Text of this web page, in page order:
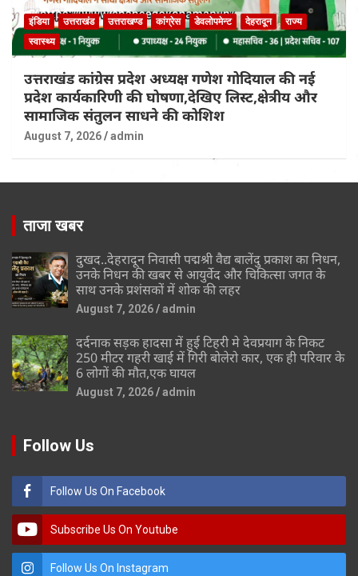
इंडिया उत्तराखंड उत्तराखण्ड कांग्रेस डेवलोपमेन्ट देहरादून
राज्य
स्वास्थ्य
उत्तराखंड कांग्रेस प्रदेश अध्यक्ष गणेश गोदियाल की नई
प्रदेश कार्यकारिणी की घोषणा,देखिए लिस्ट,क्षेत्रीय और
सामाजिक संतुलन साधने की कोशिश
August 7, 2026 admin
ताजा खबर
दुखद..देहरादून निवासी पद्मश्री वैद्य बालेंदु प्रकाश का निधन,
उनके निधन की खबर से आयुर्वेद और चिकित्सा जगत के
साथ उनके प्रशंसकों में शोक की लहर
August 7, 2026 admin
दर्दनाक सड़क हादसा में हुई टिहरी मे देवप्रयाग के निकट
250 मीटर गहरी खाई में गिरी बोलेरो कार, एक ही परिवार के
6 लोगों की मौत,एक घायल
August 7, 2026 admin
Follow Us
Follow Us On Facebook
Subscribe Us On Youtube
Follow Us On Instagram